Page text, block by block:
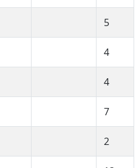
5
4
4
7
2